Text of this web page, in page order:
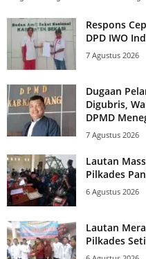
Respons
DPD IWO
7 Agustus 2026
Dugaan
Digubris,
DPMD
7 Agustus 2026
Lautan
Pilkades
6 Agustus 2026
Lautan
Pilkades